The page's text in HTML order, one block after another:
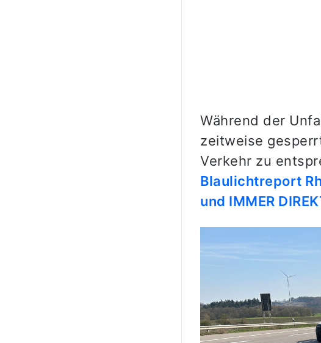
Während der
zeitweise
Verkehr zu
Blaulichtreport
und IMMER